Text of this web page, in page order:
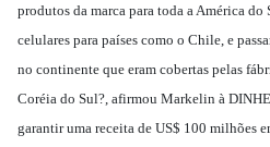
produtos da marca para toda a América
celulares para países como o Chile, e
no continente que eram cobertas pelas
Coréia do Sul?, afirmou Markelin à
garantir uma receita de US$ 100 milhões